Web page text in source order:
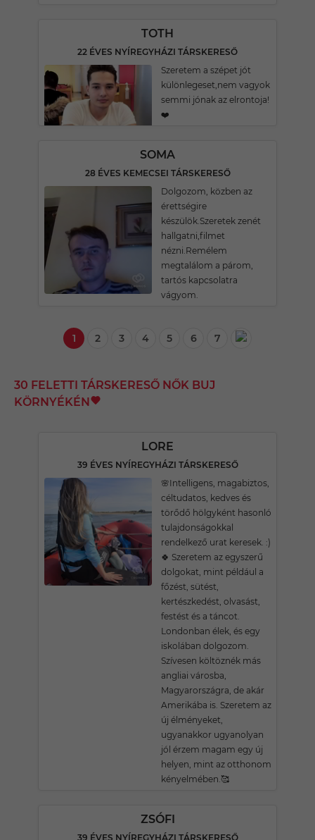
TOTH
22 ÉVES NYÍREGYHÁZI TÁRSKERESŐ
Szeretem a szépet jót
különlegeset,nem vagyok
semmi jónak az elrontoja!
❤️
SOMA
28 ÉVES KEMECSEI TÁRSKERESŐ
Dolgozom, közben az
érettségire
készülök.Szeretek zenét
hallgatni,filmet
nézni.Remélem
megtalálom a párom,
tartós kapcsolatra
vágyom.
1 2 3 4 5 6 7
30 FELETTI TÁRSKERESŐ NŐK BUJ
KÖRNYÉKÉN
LORE
39 ÉVES NYÍREGYHÁZI TÁRSKERESŐ
🌸Intelligens, magabiztos,
céltudatos, kedves és
törődő hölgyként hasonló
tulajdonságokkal
rendelkező urat keresek. :)
🍀 Szeretem az egyszerű
dolgokat, mint például a
főzést, sütést,
kertészkedést, olvasást,
festést és a táncot.
Londonban élek, és egy
iskolában dolgozom.
Szívesen költöznék más
angliai városba,
Magyarországra, de akár
Amerikába is. Szeretem az
új élményeket,
ugyanakkor ugyanolyan
jól érzem magam egy új
helyen, mint az otthonom
kényelmében.🥰
ZSÓFI
39 ÉVES NYÍREGYHÁZI TÁRSKERESŐ